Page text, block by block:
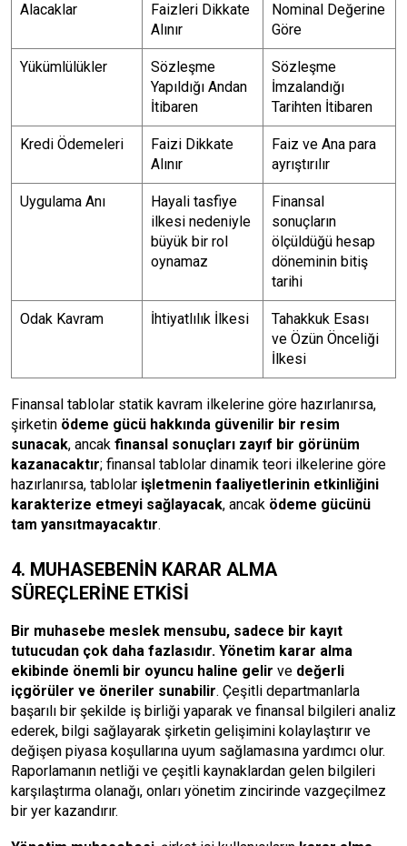
Alacaklar
Faizleri Dikkate
Alınır
Nominal Değerine
Göre
Yükümlülükler
Sözleşme
Yapıldığı Andan
İtibaren
Sözleşme
İmzalandığı
Tarihten İtibaren
Kredi Ödemeleri
Faizi Dikkate
Alınır
Faiz ve Ana para
ayrıştırılır
Uygulama Anı
Hayali tasfiye
ilkesi nedeniyle
büyük bir rol
oynamaz
Finansal
sonuçların
ölçüldüğü hesap
döneminin bitiş
tarihi
Odak Kavram İhtiyatlılık İlkesi
Tahakkuk Esası
ve Özün Önceliği
İlkesi
Finansal tablolar statik kavram ilkelerine göre hazırlanırsa,
şirketin ödeme gücü hakkında güvenilir bir resim
sunacak, ancak finansal sonuçları zayıf bir görünüm
kazanacaktır; finansal tablolar dinamik teori ilkelerine göre
hazırlanırsa, tablolar işletmenin faaliyetlerinin etkinliğini
karakterize etmeyi sağlayacak, ancak ödeme gücünü
tam yansıtmayacaktır.
4. MUHASEBENİN KARAR ALMA
SÜREÇLERİNE ETKİSİ
Bir muhasebe meslek mensubu, sadece bir kayıt
tutucudan çok daha fazlasıdır. Yönetim karar alma
ekibinde önemli bir oyuncu haline gelir ve değerli
içgörüler ve öneriler sunabilir. Çeşitli departmanlarla
başarılı bir şekilde iş birliği yaparak ve finansal bilgileri analiz
ederek, bilgi sağlayarak şirketin gelişimini kolaylaştırır ve
değişen piyasa koşullarına uyum sağlamasına yardımcı olur.
Raporlamanın netliği ve çeşitli kaynaklardan gelen bilgileri
karşılaştırma olanağı, onları yönetim zincirinde vazgeçilmez
bir yer kazandırır.